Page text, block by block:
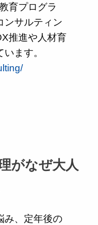
育プログラ
ンサルティン
推進や人材育
ます。
がなぜ大人
み、定年後の